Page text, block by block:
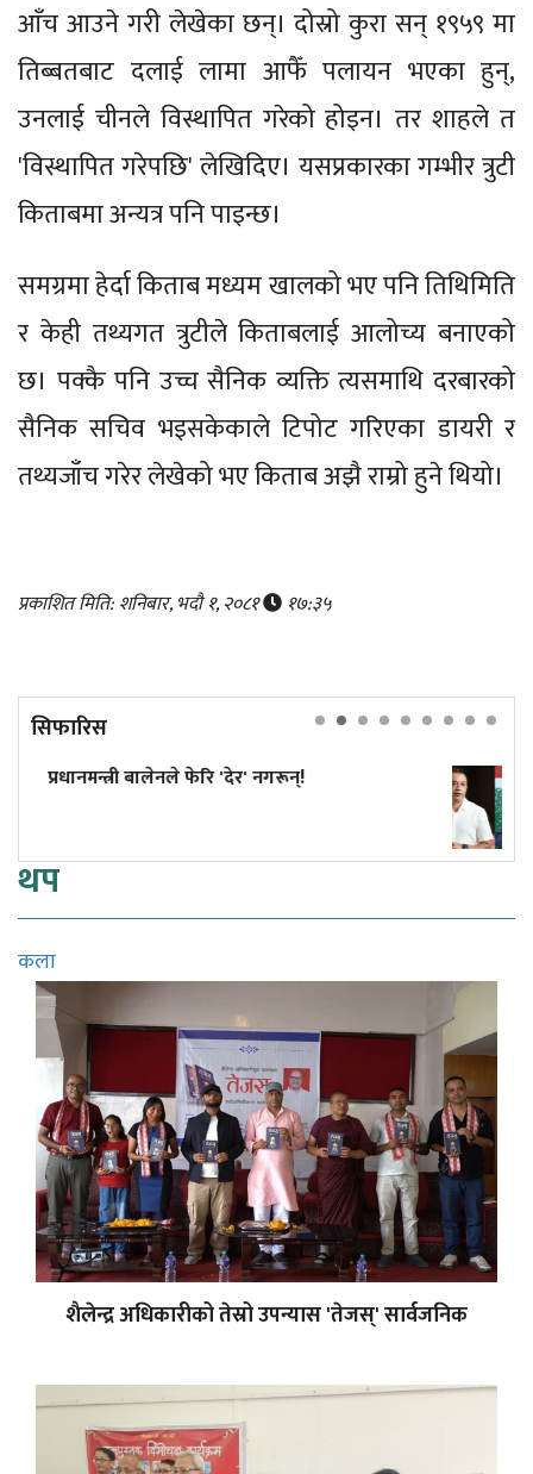
आँच आउने गरी लेखेका छन्। दोस्रो कुरा सन् १९५९ मा
तिब्बतबाट दलाई लामा आफैँ पलायन भएका हुन्,
उनलाई चीनले विस्थापित गरेको होइन। तर शाहले त
'विस्थापित गरेपछि' लेखिदिए। यसप्रकारका गम्भीर त्रुटी
किताबमा अन्यत्र पनि पाइन्छ।
समग्रमा हेर्दा किताब मध्यम खालको भए पनि तिथिमिति
र केही तथ्यगत त्रुटीले किताबलाई आलोच्य बनाएको
छ। पक्कै पनि उच्च सैनिक व्यक्ति त्यसमाथि दरबारको
सैनिक सचिव भइसकेकाले टिपोट गरिएका डायरी र
तथ्यजाँच गरेर लेखेको भए किताब अझै राम्रो हुने थियो।
प्रकाशित मिति: शनिबार, भदौ १, २०८१ १७:३५
सिफारिस
कांग्रेस विवाद निरूपण गर्दा आयोगले
सुनुवाइको मौका दिएको थियो कि
थप
कला
शैलेन्द्र अधिकारीको तेस्रो उपन्यास 'तेजस्' सार्वजनिक